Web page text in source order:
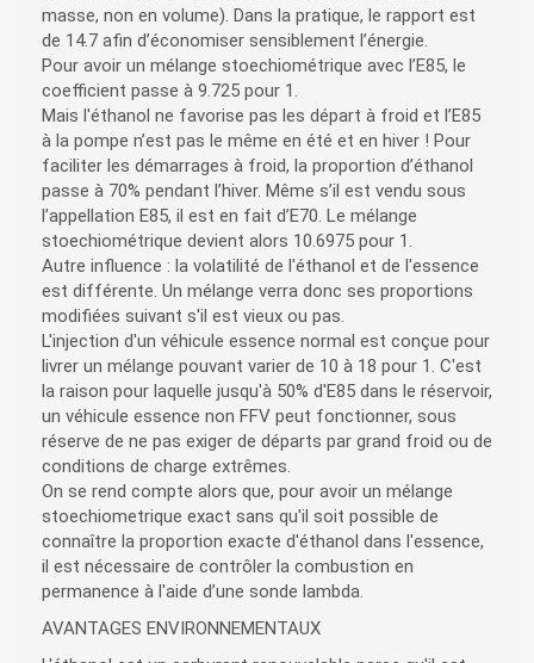
masse, non en volume). Dans la pratique, le rapport est
de 14.7 afin d’économiser sensiblement l’énergie.
Pour avoir un mélange stoechiométrique avec l’E85, le
coefficient passe à 9.725 pour 1.
Mais l'éthanol ne favorise pas les départ à froid et l’E85
à la pompe n’est pas le même en été et en hiver ! Pour
faciliter les démarrages à froid, la proportion d’éthanol
passe à 70% pendant l’hiver. Même s’il est vendu sous
l’appellation E85, il est en fait d’E70. Le mélange
stoechiométrique devient alors 10.6975 pour 1.
Autre influence : la volatilité de l'éthanol et de l'essence
est différente. Un mélange verra donc ses proportions
modifiées suivant s'il est vieux ou pas.
L'injection d'un véhicule essence normal est conçue pour
livrer un mélange pouvant varier de 10 à 18 pour 1. C'est
la raison pour laquelle jusqu'à 50% d'E85 dans le réservoir,
un véhicule essence non FFV peut fonctionner, sous
réserve de ne pas exiger de départs par grand froid ou de
conditions de charge extrêmes.
On se rend compte alors que, pour avoir un mélange
stoechiometrique exact sans qu'il soit possible de
connaître la proportion exacte d'éthanol dans l'essence,
il est nécessaire de contrôler la combustion en
permanence à l'aide d’une sonde lambda.
AVANTAGES ENVIRONNEMENTAUX